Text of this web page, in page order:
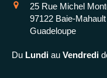
25 Rue Michel
97122 Baie-Mahault
Guadeloupe
Du Lundi au Vendredi